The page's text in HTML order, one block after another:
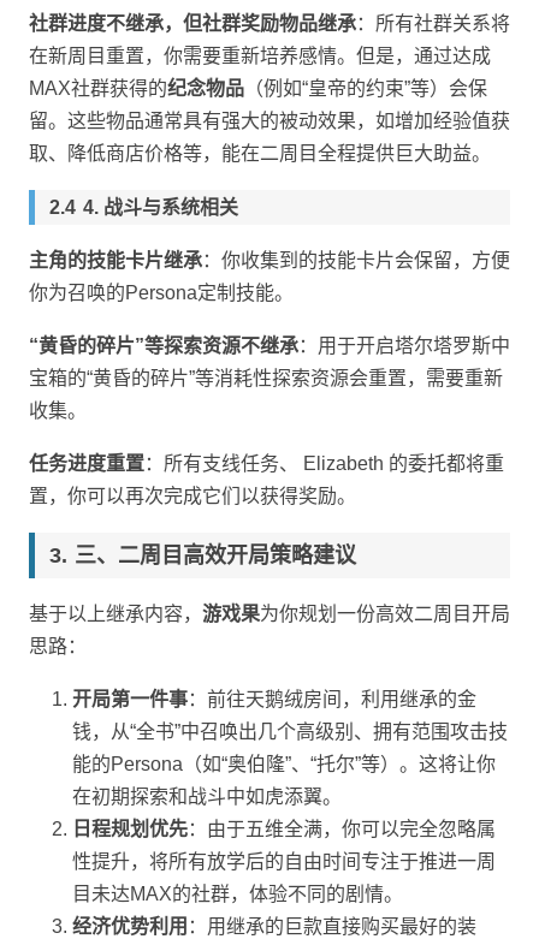
社群进度不继承，但社群奖励物品继承：所有社群关系将
在新周目重置，你需要重新培养感情。但是，通过达成
MAX社群获得的纪念物品 （例如“皇帝的约束”等）会保
留。这些物品通常具有强大的被动效果，如增加经验值获
取、降低商店价格等，能在二周目全程提供巨大助益。
4. 战斗与系统相关
主角的技能卡片继承：你收集到的技能卡片会保留，方便
你为召唤的Persona定制技能。
“黄昏的碎片”等探索资源不继承：用于开启塔尔塔罗斯中
宝箱的“黄昏的碎片”等消耗性探索资源会重置，需要重新
收集。
任务进度重置：所有支线任务、 Elizabeth 的委托都将重
置，你可以再次完成它们以获得奖励。
三、二周目高效开局策略建议
基于以上继承内容， 游戏果为你规划一份高效二周目开局
思路：
开局第一件事：前往天鹅绒房间，利用继承的金
钱，从“全书”中召唤出几个高级别、拥有范围攻击技
能的Persona（如“奥伯隆”、“托尔”等）。这将让你
在初期探索和战斗中如虎添翼。
日程规划优先：由于五维全满，你可以完全忽略属
性提升，将所有放学后的自由时间专注于推进一周
目未达MAX的社群，体验不同的剧情。
经济优势利用 ：用继承的巨款直接购买最好的装